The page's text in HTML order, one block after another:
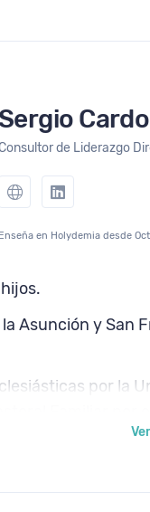
Sergio
de Liderazgo
Enseña en Holydemia desde
Asunción y San
por la
Lateranense de
y gestión